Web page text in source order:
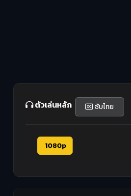
ตัวเล่นหลัก ซับไทย
1080p